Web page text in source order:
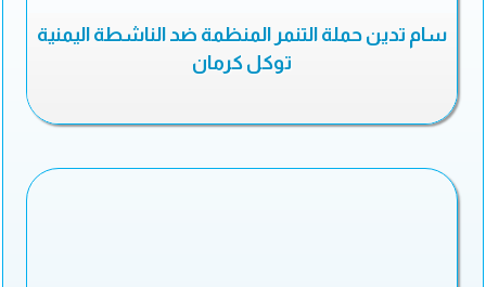
سام تدين حملة التنمر المنظمة ضد الناشطة اليمنية
توكل كرمان